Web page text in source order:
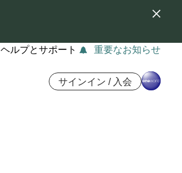
ヘルプとサポート 重要なお知らせ
サインイン / 入会